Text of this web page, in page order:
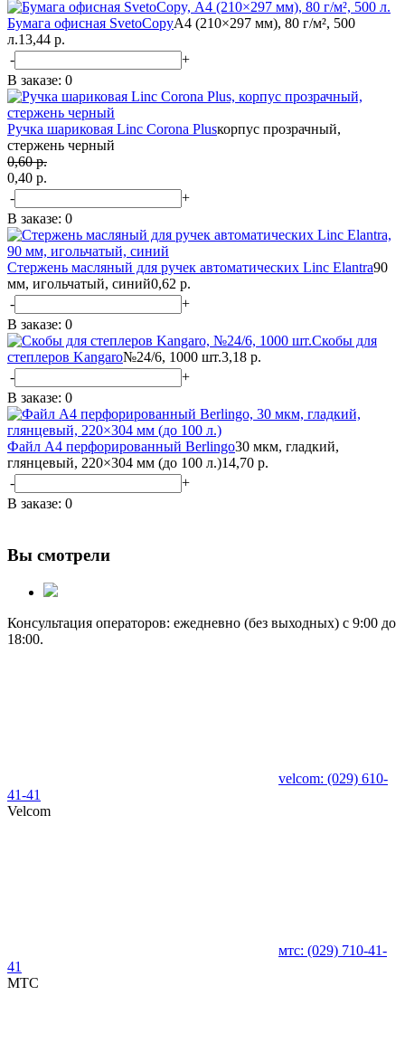
Бумага офисная SvetoCopyА4 (210×297 мм), 80 г/м², 500
л.13,44 р.
-
+
В заказе: 0
Ручка шариковая Linc Corona Plusкорпус прозрачный,
стержень черный
0,60 р.
0,40 p.
-
+
В заказе: 0
Стержень масляный для ручек автоматических Linc Elantra90
мм, игольчатый, синий0,62 р.
-
+
В заказе: 0
Скобы для
степлеров Kangaro№24/6, 1000 шт.3,18 р.
-
+
В заказе: 0
Файл А4 перфорированный Berlingo30 мкм, гладкий,
глянцевый, 220×304 мм (до 100 л.)14,70 р.
-
+
В заказе: 0
Вы смотрели
Консультация операторов: ежедневно (без выходных) с 9:00 до
18:00.
velcom: (029) 610-
41-41
Velcom
мтс: (029) 710-41-
41
MTC